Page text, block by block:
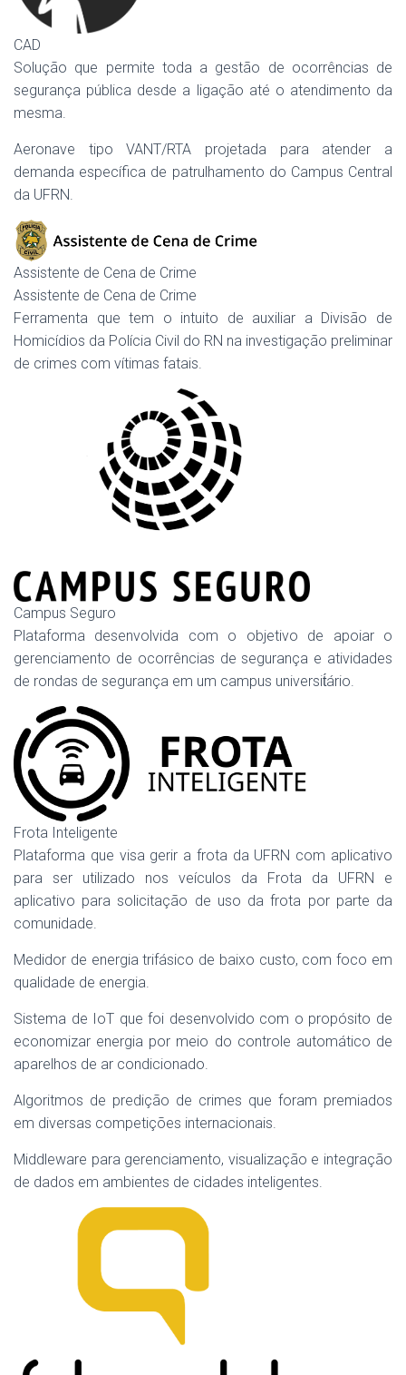
CAD
Solução que permite toda a gestão de ocorrências de
segurança pública desde a ligação até o atendimento da
mesma.
Aeronave tipo VANT/RTA projetada para atender a
demanda específica de patrulhamento do Campus Central
da UFRN.
Assistente de Cena de Crime
Assistente de Cena de Crime
Ferramenta que tem o intuito de auxiliar a Divisão de
Homicídios da Polícia Civil do RN na investigação preliminar
de crimes com vítimas fatais.
Campus Seguro
Plataforma desenvolvida com o objetivo de apoiar o
gerenciamento de ocorrências de segurança e atividades
de rondas de segurança em um campus universit́ário.
Frota Inteligente
Plataforma que visa gerir a frota da UFRN com aplicativo
para ser utilizado nos veículos da Frota da UFRN e
aplicativo para solicitação de uso da frota por parte da
comunidade.
Medidor de energia trifásico de baixo custo, com foco em
qualidade de energia.
Sistema de IoT que foi desenvolvido com o propósito de
economizar energia por meio do controle automático de
aparelhos de ar condicionado.
Algoritmos de predição de crimes que foram premiados
em diversas competições internacionais.
Middleware para gerenciamento, visualização e integração
de dados em ambientes de cidades inteligentes.